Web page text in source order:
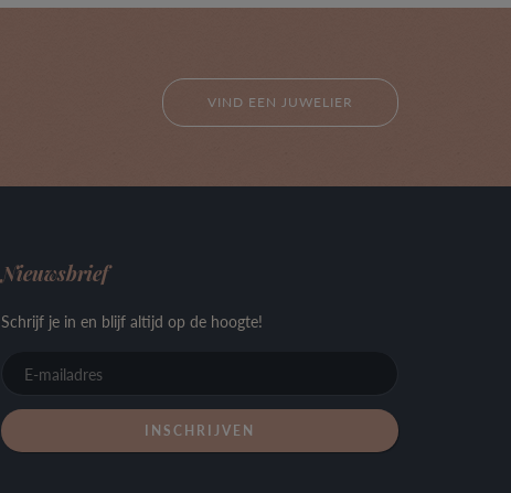
VIND EEN JUWELIER
Nieuwsbrief
Schrijf je in en blijf altijd op de hoogte!